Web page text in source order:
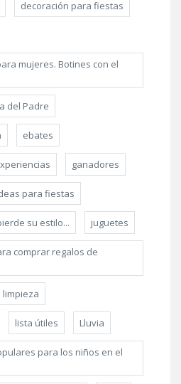
decoración para fiestas
mujeres. Botines con el
del Padre
ebates
ganadores
para fiestas
su estilo... juguetes
comprar regalos de
limpieza
lista útiles Lluvia
para los niños en el